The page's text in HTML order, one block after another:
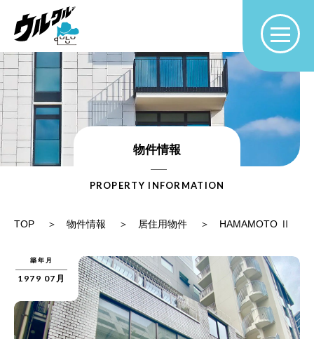
物件情報
PROPERTY INFORMATION
TOP 物件情報 居住用物件 HAMAMOTO Ⅱ
築年月
1979 07月